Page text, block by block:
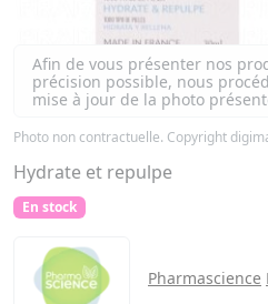
Afin de vous présenter nos
précision possible, nous
mise à jour de la photo
Photo non contractuelle. Copyright
Hydrate et repulpe
En stock
Pharmascience